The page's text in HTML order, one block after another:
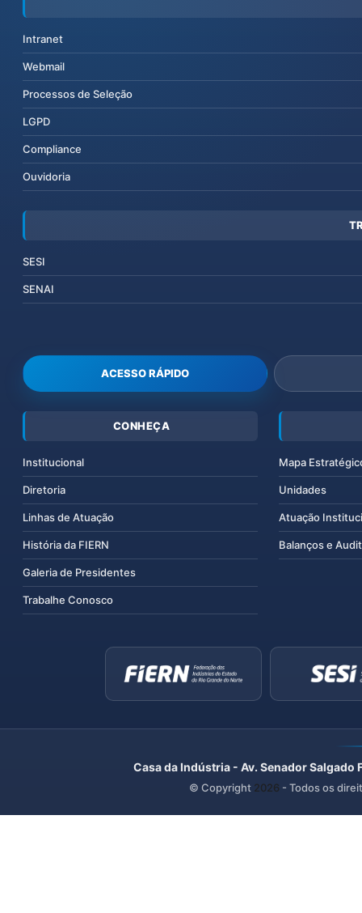
Intranet
Webmail
Processos de Seleção
LGPD
Compliance
Ouvidoria
SESI
SENAI
ACESSO RÁPIDO
CONHEÇA
Institucional
Diretoria
Linhas de Atuação
História da FIERN
Galeria de Presidentes
Trabalhe Conosco
Mapa
Unidades
Atuação
Balanços e
Casa da Indústria - Av. Senador
© Copyright 2026 - Todos os